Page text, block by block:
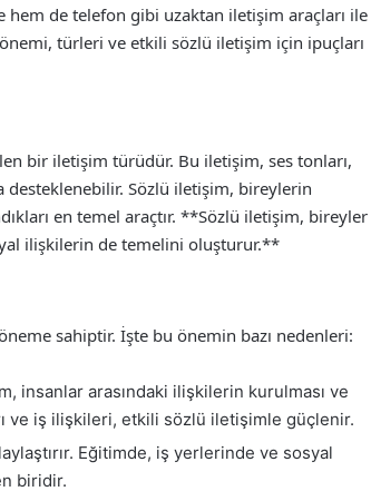
hem de telefon gibi uzaktan iletişim araçları ile
türleri ve etkili sözlü iletişim için ipuçları
bir iletişim türüdür. Bu iletişim, ses tonları,
Sözlü iletişim, bireylerin
en temel araçtır. **Sözlü iletişim, bireyler
ilişkilerin de temelini oluşturur.**
sahiptir. İşte bu önemin bazı nedenleri:
insanlar arasındaki ilişkilerin kurulması ve
ve iş ilişkileri, etkili sözlü iletişimle güçlenir.
Eğitimde, iş yerlerinde ve sosyal
biridir.